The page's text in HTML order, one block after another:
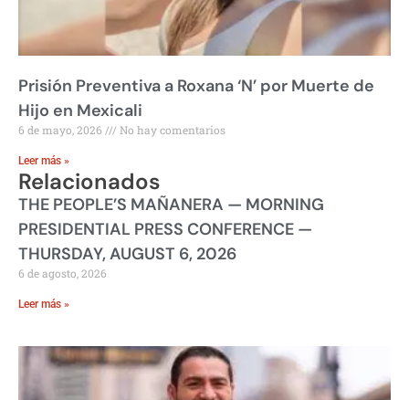
Prisión Preventiva a Roxana ‘N’ por Muerte de
Hijo en Mexicali
6 de mayo, 2026 No hay comentarios
Leer más »
Relacionados
THE PEOPLE’S MAÑANERA — MORNING
PRESIDENTIAL PRESS CONFERENCE —
THURSDAY, AUGUST 6, 2026
6 de agosto, 2026
Leer más »